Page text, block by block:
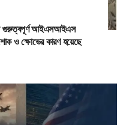
গুরুত্বপূর্ণ আইএসআইএস
ও ক্ষোভের কারণ হয়েছে